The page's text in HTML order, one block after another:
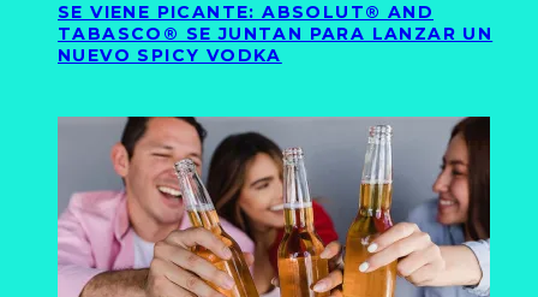
SE VIENE PICANTE: ABSOLUT® AND
TABASCO® SE JUNTAN PARA LANZAR UN
NUEVO SPICY VODKA